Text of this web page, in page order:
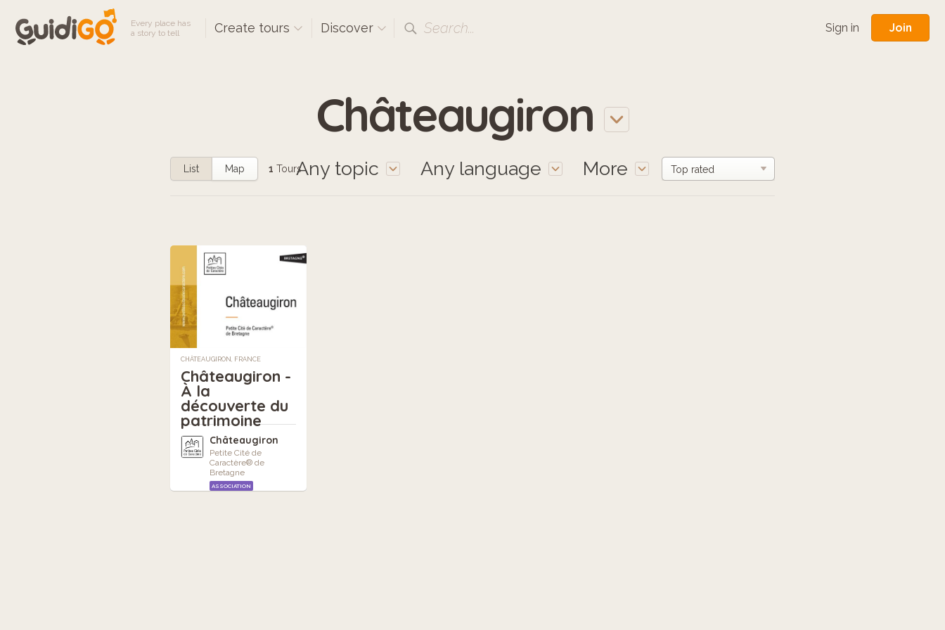
Every place has
a story to tell
Create tours Discover Search... Sign in Join
Châteaugiron
Any topic Any language More
List Map 1 Tours
CHÂTEAUGIRON, FRANCE
Châteaugiron -
À la
découverte du
patrimoine
Châteaugiron
Petite Cité de
Caractère® de
Bretagne
ASSOCIATION